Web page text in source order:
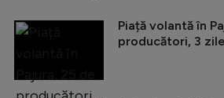
Piață volantă în
producători, 3